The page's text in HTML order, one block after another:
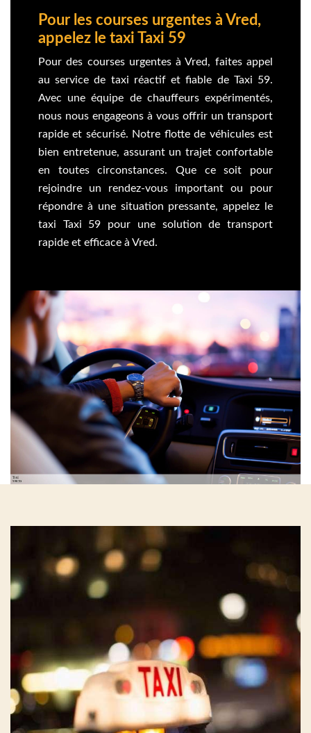
Pour les courses urgentes à Vred,
appelez le taxi Taxi 59
Pour des courses urgentes à Vred, faites appel
au service de taxi réactif et fiable de Taxi 59.
Avec une équipe de chauffeurs expérimentés,
nous nous engageons à vous offrir un transport
rapide et sécurisé. Notre flotte de véhicules est
bien entretenue, assurant un trajet confortable
en toutes circonstances. Que ce soit pour
rejoindre un rendez-vous important ou pour
répondre à une situation pressante, appelez le
taxi Taxi 59 pour une solution de transport
rapide et efficace à Vred.